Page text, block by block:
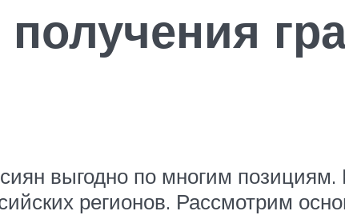
выгодно по многим
регионов. Рассмотрим